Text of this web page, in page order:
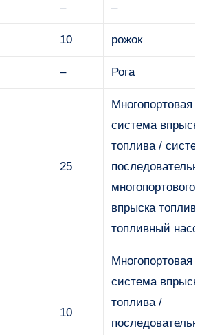
– –
10 рожок
– Рога
25
Многопортовая
система
топлива /
многопортового
впрыска
топливный
10
Многопортовая
система
топлива /